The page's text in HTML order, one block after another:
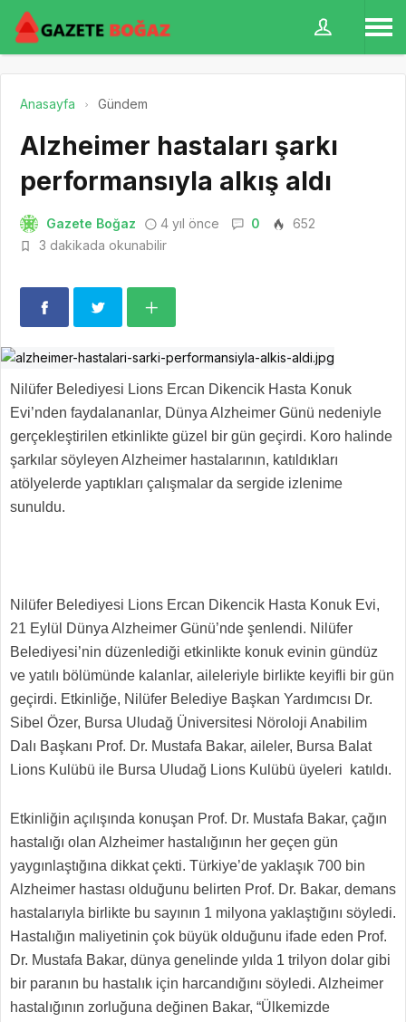
Anasayfa Gündem
Alzheimer hastaları şarkı
performansıyla alkış aldı
Gazete Boğaz 4 yıl önce 0
652
3 dakikada okunabilir
Nilüfer Belediyesi Lions Ercan Dikencik Hasta Konuk
Evi’nden faydalananlar, Dünya Alzheimer Günü nedeniyle
gerçekleştirilen etkinlikte güzel bir gün geçirdi. Koro halinde
şarkılar söyleyen Alzheimer hastalarının, katıldıkları
atölyelerde yaptıkları çalışmalar da sergide izlenime
sunuldu.
Nilüfer Belediyesi Lions Ercan Dikencik Hasta Konuk Evi,
21 Eylül Dünya Alzheimer Günü’nde şenlendi. Nilüfer
Belediyesi’nin düzenlediği etkinlikte konuk evinin gündüz
ve yatılı bölümünde kalanlar, aileleriyle birlikte keyifli bir gün
geçirdi. Etkinliğe, Nilüfer Belediye Başkan Yardımcısı Dr.
Sibel Özer, Bursa Uludağ Üniversitesi Nöroloji Anabilim
Dalı Başkanı Prof. Dr. Mustafa Bakar, aileler, Bursa Balat
Lions Kulübü ile Bursa Uludağ Lions Kulübü üyeleri katıldı.
Etkinliğin açılışında konuşan Prof. Dr. Mustafa Bakar, çağın
hastalığı olan Alzheimer hastalığının her geçen gün
yaygınlaştığına dikkat çekti. Türkiye’de yaklaşık 700 bin
Alzheimer hastası olduğunu belirten Prof. Dr. Bakar, demans
hastalarıyla birlikte bu sayının 1 milyona yaklaştığını söyledi.
Hastalığın maliyetinin çok büyük olduğunu ifade eden Prof.
Dr. Mustafa Bakar, dünya genelinde yılda 1 trilyon dolar gibi
bir paranın bu hastalık için harcandığını söyledi. Alzheimer
hastalığının zorluğuna değinen Bakar, “Ülkemizde